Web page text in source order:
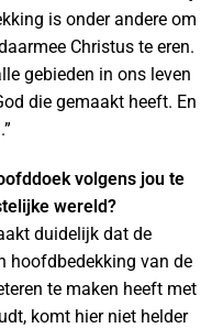
is onder andere om
Christus te eren.
gebieden in ons leven
die gemaakt heeft. En
volgens jou te
wereld?
duidelijk dat de
hoofdbedekking van de
te maken heeft met
komt hier niet helder